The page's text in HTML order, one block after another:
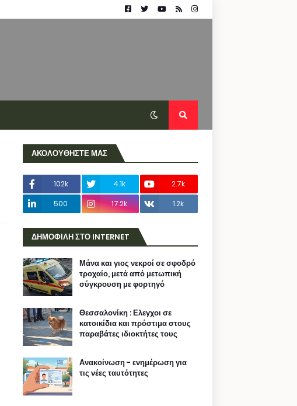
ΑΚΟΛΟΥΘΗΣΤΕ ΜΑΣ
102k 4.1k
2.7k
500
17.2k 1.2k
ΔΗΜΟΦΙΛΗ ΣΤΟ INTERNET
Μάνα και γιος νεκροί σε σφοδρό
τροχαίο, μετά από μετωπική
σύγκρουση με φορτηγό
Θεσσαλονίκη : Ελεγχοι σε
κατοικίδια και πρόστιμα στους
παραβάτες ιδιοκτήτες τους
Ανακοίνωση - ενημέρωση για
τις νέες ταυτότητες